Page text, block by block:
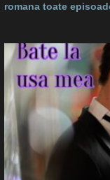
romana toate